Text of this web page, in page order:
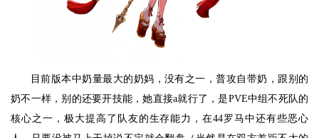
目前版本中奶量最大的奶妈，没有之一，普攻自带奶，跟别的
奶不一样，别的还要开技能，她直接a就行了，是PVE中组不死队的
核心之一，极大提高了队友的生存能力，在44罗马中还有些恶心